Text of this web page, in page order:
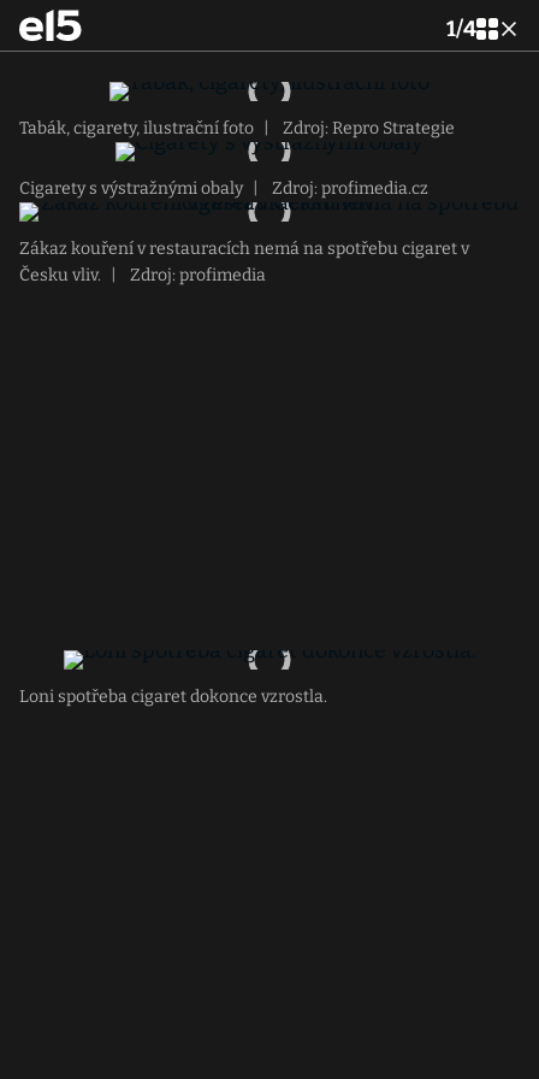
1/4
Tabák, cigarety, ilustrační foto Zdroj: Repro Strategie
Cigarety s výstražnými obaly Zdroj: profimedia.cz
Zákaz kouření v restauracích nemá na spotřebu cigaret v
Česku vliv.
Zdroj: profimedia
Loni spotřeba cigaret dokonce vzrostla.